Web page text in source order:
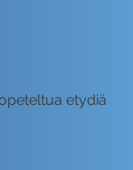
etydiä